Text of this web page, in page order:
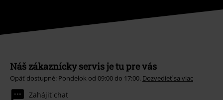
Náš zákaznícky servis je tu pre vás
Opäť dostupné: Pondelok od 09:00 do 17:00. Dozvedieť sa viac
Zahájiť chat